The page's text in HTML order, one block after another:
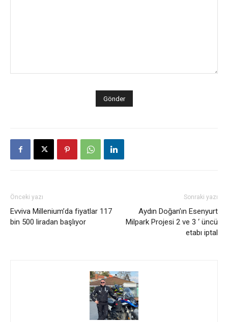
Önceki yazı
Evviva Millenium’da fiyatlar 117
bin 500 liradan başlıyor
Sonraki yazı
Aydın Doğan’ın Esenyurt
Milpark Projesi 2 ve 3 ‘ üncü
etabı iptal